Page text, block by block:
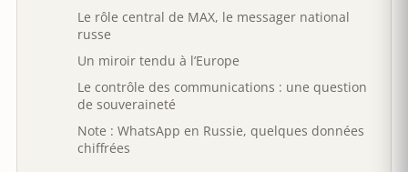
Le rôle central de MAX, le messager national
russe
Un miroir tendu à l’Europe
Le contrôle des communications : une question
de souveraineté
Note : WhatsApp en Russie, quelques données
chiffrées